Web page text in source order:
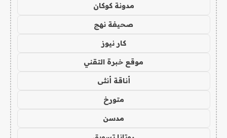
مدونة كوكان
صحيفة نهج
كار نيوز
موقع خبرة التقني
أناقة أنثى
متورخ
مدسن